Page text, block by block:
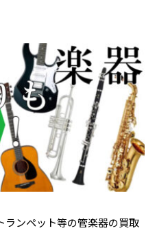
ランペット等の管楽器の買取